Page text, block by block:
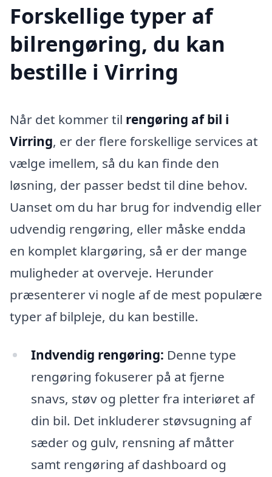
Forskellige typer af
bilrengøring, du kan
bestille i Virring
Når det kommer til rengøring af bil i
Virring, er der flere forskellige services at
vælge imellem, så du kan finde den
løsning, der passer bedst til dine behov.
Uanset om du har brug for indvendig eller
udvendig rengøring, eller måske endda
en komplet klargøring, så er der mange
muligheder at overveje. Herunder
præsenterer vi nogle af de mest populære
typer af bilpleje, du kan bestille.
Indvendig rengøring: Denne type
rengøring fokuserer på at fjerne
snavs, støv og pletter fra interiøret af
din bil. Det inkluderer støvsugning af
sæder og gulv, rensning af måtter
samt rengøring af dashboard og